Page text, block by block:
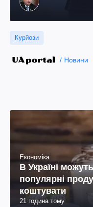
Курйози
Новини
Економіка
В Україні
популярні
коштувати
21 година тому